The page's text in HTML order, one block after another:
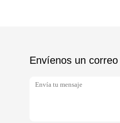
Envíenos un correo